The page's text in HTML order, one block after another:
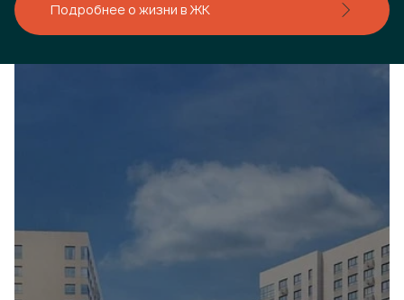
Подробнее о жизни в ЖК